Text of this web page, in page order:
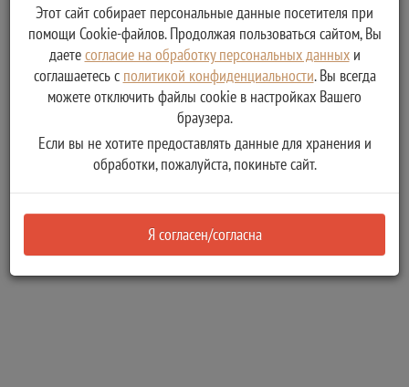
района Тверской области
Получение муниципальной услуги по признанию
многоквартирного дома аварийным и подлежащим сносу
или реконструкции
Признание помещения жилым помещением, жилого
помещения непригодным для проживания
Этот сайт собирает персональные данные посетителя при
помощи Cookie-файлов. Продолжая пользоваться сайтом, Вы
даетесогласие на обработку персональных данныхи
соглашаетесь с политикой конфиденциальности. Вы всегда
можете отключить файлы cookie в настройках Вашего
браузера.
Если вы не хотите предоставлять данные для хранения и
обработки, пожалуйста, покиньте сайт.
Я согласен/согласна